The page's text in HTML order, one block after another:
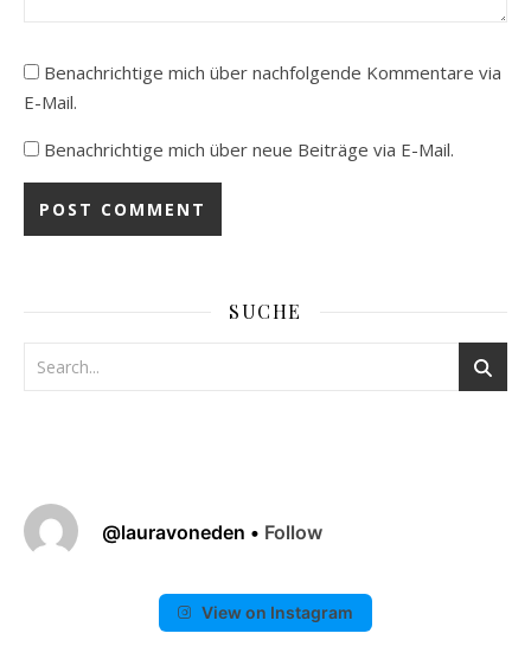
Benachrichtige mich über nachfolgende Kommentare via
E-Mail.
Benachrichtige mich über neue Beiträge via E-Mail.
SUCHE
@lauravoneden • Follow
View on Instagram